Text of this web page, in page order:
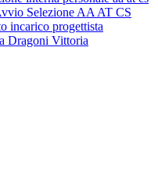
Selezione AA AT CS
incarico progettista
Dragoni Vittoria